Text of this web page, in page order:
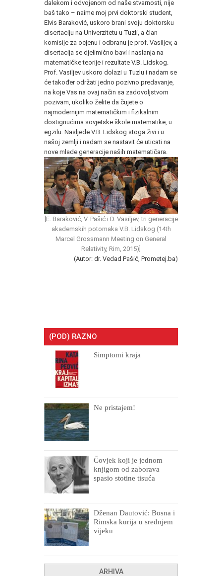
dalekom i odvojenom od naše stvarnosti, nije
baš tako – naime moj prvi doktorski student,
Elvis Baraković, uskoro brani svoju doktorsku
disertaciju na Univerzitetu u Tuzli, a član
komisije za ocjenu i odbranu je prof. Vasiljev, a
disertacija se djelimično bavi i naslanja na
matematičke teorije i rezultate V.B. Lidskog.
Prof. Vasiljev uskoro dolazi u Tuzlu i nadam se
će također održati jedno pozivno predavanje,
na koje Vas na ovaj način sa zadovoljstvom
pozivam, ukoliko želite da čujete o
najmodernijim matematičkim i fizikalnim
dostignućima sovjetske škole matematike, u
egzilu. Nasljeđe V.B. Lidskog stoga živi i u
našoj zemlji i nadam se nastavit će uticati na
nove mlade generacije naših matematičara.
[E. Baraković, V. Pašić i D. Vasiljev, tri generacije
akademskih potomaka V.B. Lidskog (14th
Marcel Grossmann Meeting on General
Relativity, Rim, 2015)]
(Autor: dr. Vedad Pašić, Prometej.ba)
(POD) RAZNO
Simptomi kraja
Ne pristajem!
Čovjek koji je jednom
knjigom od zaborava
spasio stotine tisuća
Dženan Dautović: Bosna i
Rimska kurija u srednjem
vijeku
ARHIVA